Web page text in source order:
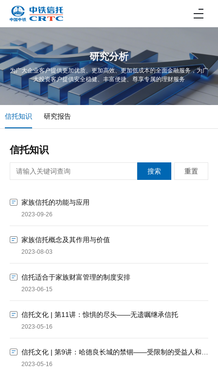
研究分析
为广大企业客户提供更加优质、更加高效、更加低成本的全面金融服务，为广
大投资客户提供安全稳健、丰富便捷、尊享专属的理财服务
信托知识 研究报告
信托知识
搜索 重置
家族信托的功能与应用
2023-09-26
家族信托概念及其作用与价值
2023-08-03
信托适合于家族财富管理的制度安排
2023-06-15
信托文化 | 第11讲：惊惧的尽头——无遗嘱继承信托
2023-05-16
信托文化 | 第9讲：哈德良长城的禁锢——受限制的受益人和秘密信托
2023-05-16